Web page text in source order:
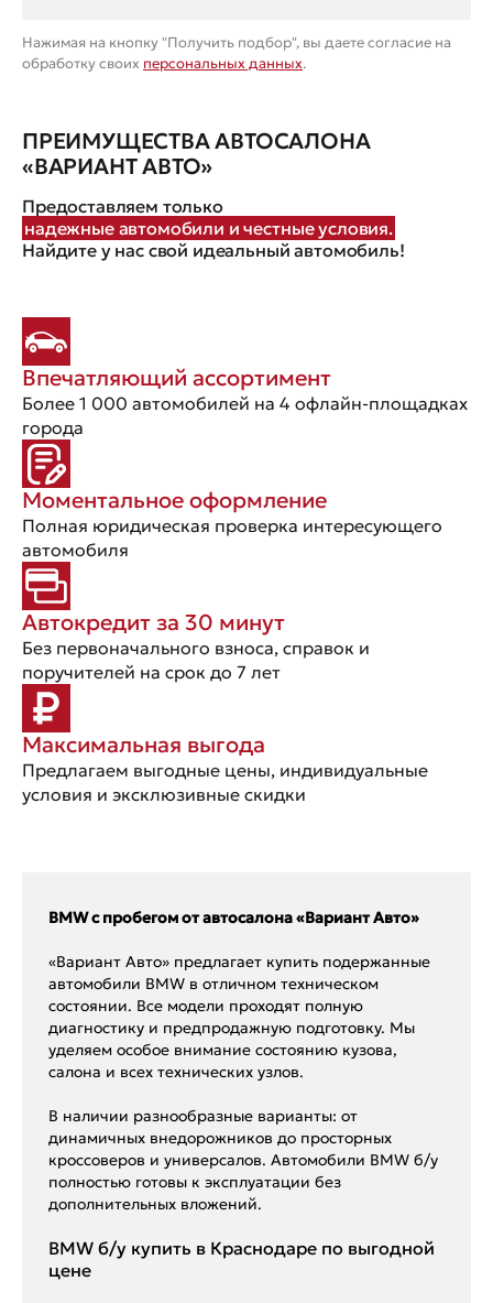
Нажимая на кнопку "Получить подбор", вы даете согласие на
обработку своих персональных данных.
ПРЕИМУЩЕСТВА АВТОСАЛОНА
«ВАРИАНТ АВТО»
Предоставляем только
надежные автомобили и честные условия.
Найдите у нас свой идеальный автомобиль!
Впечатляющий ассортимент
Более 1 000 автомобилей на 4 офлайн-площадках
города
Моментальное оформление
Полная юридическая проверка интересующего
автомобиля
Автокредит за 30 минут
Без первоначального взноса, справок и
поручителей на срок до 7 лет
Максимальная выгода
Предлагаем выгодные цены, индивидуальные
условия и эксклюзивные скидки
BMW с пробегом от автосалона «Вариант Авто»
«Вариант Авто» предлагает купить подержанные
автомобили BMW в отличном техническом
состоянии. Все модели проходят полную
диагностику и предпродажную подготовку. Мы
уделяем особое внимание состоянию кузова,
салона и всех технических узлов.
В наличии разнообразные варианты: от
динамичных внедорожников до просторных
кроссоверов и универсалов. Автомобили BMW б/у
полностью готовы к эксплуатации без
дополнительных вложений.
BMW б/у купить в Краснодаре по выгодной
цене